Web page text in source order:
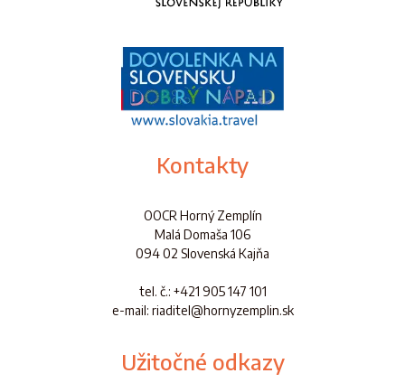
Kontakty
OOCR Horný Zemplín
Malá Domaša 106
094 02 Slovenská Kajňa
tel. č.: +421 905 147 101
e-mail: riaditel@hornyzemplin.sk
Užitočné odkazy